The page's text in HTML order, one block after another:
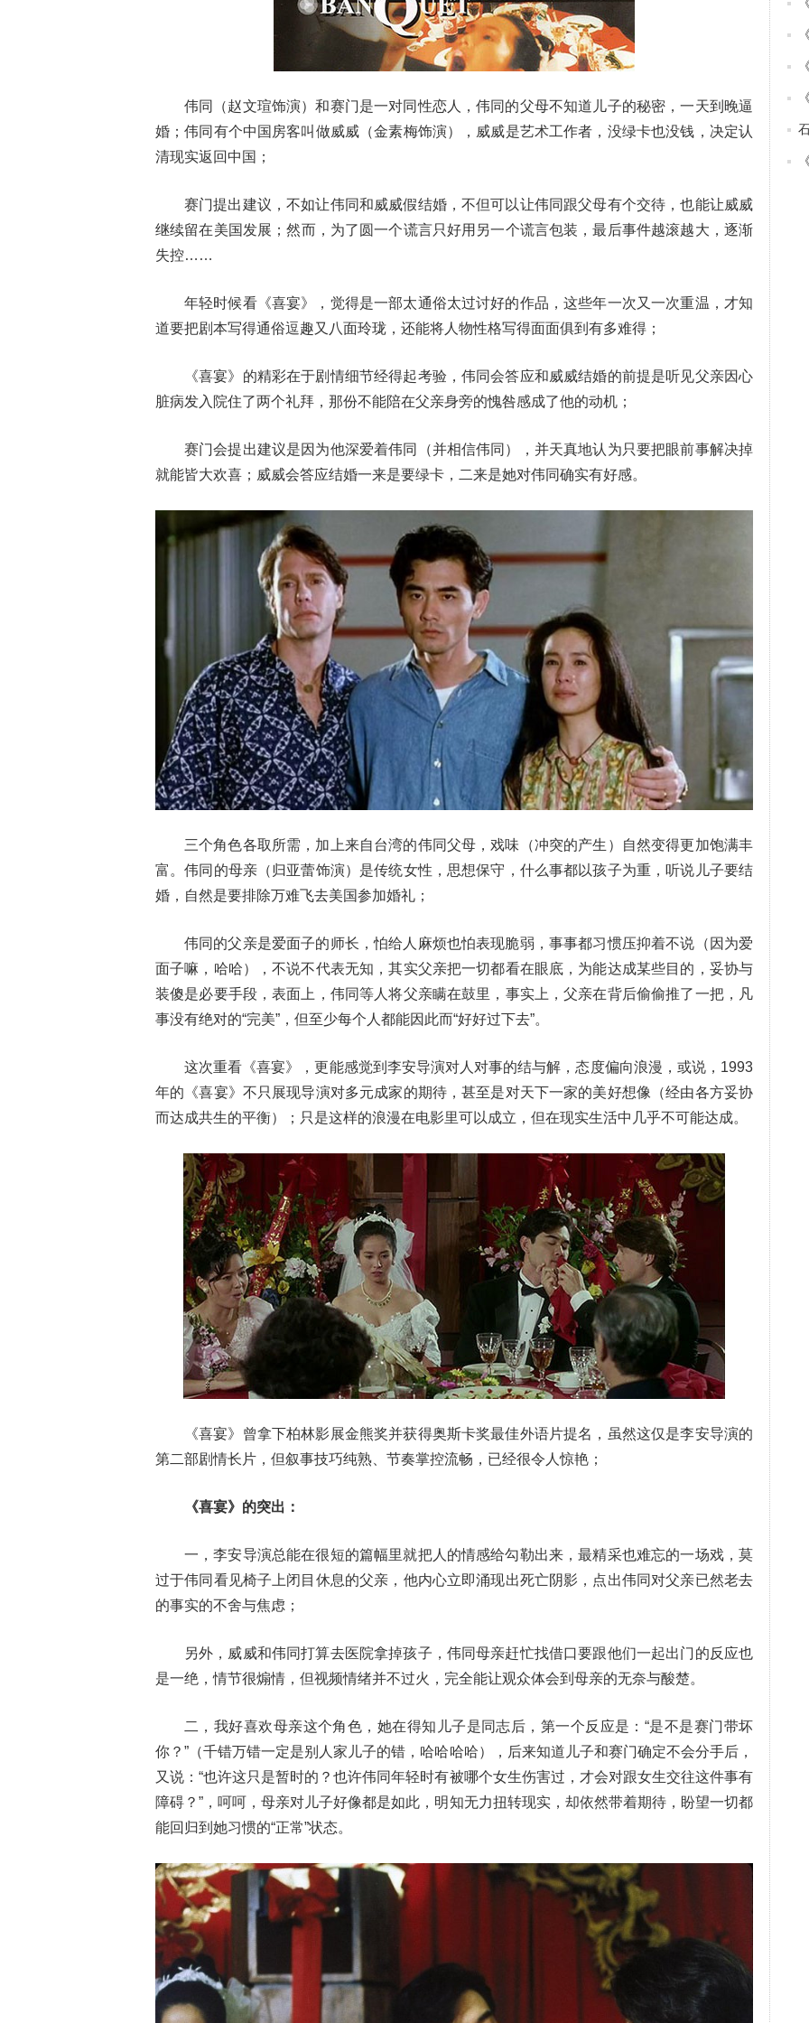
伟同（赵文瑄饰演）和赛门是一对同性恋人，伟同的父母不知道儿子的秘密，一天到晚逼
婚；伟同有个中国房客叫做威威（金素梅饰演），威威是艺术工作者，没绿卡也没钱，决定认
清现实返回中国；
赛门提出建议，不如让伟同和威威假结婚，不但可以让伟同跟父母有个交待，也能让威威
继续留在美国发展；然而，为了圆一个谎言只好用另一个谎言包装，最后事件越滚越大，逐渐
失控……
年轻时候看《喜宴》，觉得是一部太通俗太过讨好的作品，这些年一次又一次重温，才知
道要把剧本写得通俗逗趣又八面玲珑，还能将人物性格写得面面俱到有多难得；
《喜宴》的精彩在于剧情细节经得起考验，伟同会答应和威威结婚的前提是听见父亲因心
脏病发入院住了两个礼拜，那份不能陪在父亲身旁的愧咎感成了他的动机；
赛门会提出建议是因为他深爱着伟同（并相信伟同），并天真地认为只要把眼前事解决掉
就能皆大欢喜；威威会答应结婚一来是要绿卡，二来是她对伟同确实有好感。
三个角色各取所需，加上来自台湾的伟同父母，戏味（冲突的产生）自然变得更加饱满丰
富。伟同的母亲（归亚蕾饰演）是传统女性，思想保守，什么事都以孩子为重，听说儿子要结
婚，自然是要排除万难飞去美国参加婚礼；
伟同的父亲是爱面子的师长，怕给人麻烦也怕表现脆弱，事事都习惯压抑着不说（因为爱
面子嘛，哈哈），不说不代表无知，其实父亲把一切都看在眼底，为能达成某些目的，妥协与
装傻是必要手段，表面上，伟同等人将父亲瞒在鼓里，事实上，父亲在背后偷偷推了一把，凡
事没有绝对的“完美”，但至少每个人都能因此而“好好过下去”。
这次重看《喜宴》，更能感觉到李安导演对人对事的结与解，态度偏向浪漫，或说，1993
年的《喜宴》不只展现导演对多元成家的期待，甚至是对天下一家的美好想像（经由各方妥协
而达成共生的平衡）；只是这样的浪漫在电影里可以成立，但在现实生活中几乎不可能达成。
《喜宴》曾拿下柏林影展金熊奖并获得奥斯卡奖最佳外语片提名，虽然这仅是李安导演的
第二部剧情长片，但叙事技巧纯熟、节奏掌控流畅，已经很令人惊艳；
《喜宴》的突出：
一，李安导演总能在很短的篇幅里就把人的情感给勾勒出来，最精采也难忘的一场戏，莫
过于伟同看见椅子上闭目休息的父亲，他内心立即涌现出死亡阴影，点出伟同对父亲已然老去
的事实的不舍与焦虑；
另外，威威和伟同打算去医院拿掉孩子，伟同母亲赶忙找借口要跟他们一起出门的反应也
是一绝，情节很煽情，但视频情绪并不过火，完全能让观众体会到母亲的无奈与酸楚。
二，我好喜欢母亲这个角色，她在得知儿子是同志后，第一个反应是：“是不是赛门带坏
你？”（千错万错一定是别人家儿子的错，哈哈哈哈），后来知道儿子和赛门确定不会分手后，
又说：“也许这只是暂时的？也许伟同年轻时有被哪个女生伤害过，才会对跟女生交往这件事有
障碍？”，呵呵，母亲对儿子好像都是如此，明知无力扭转现实，却依然带着期待，盼望一切都
能回归到她习惯的“正常”状态。